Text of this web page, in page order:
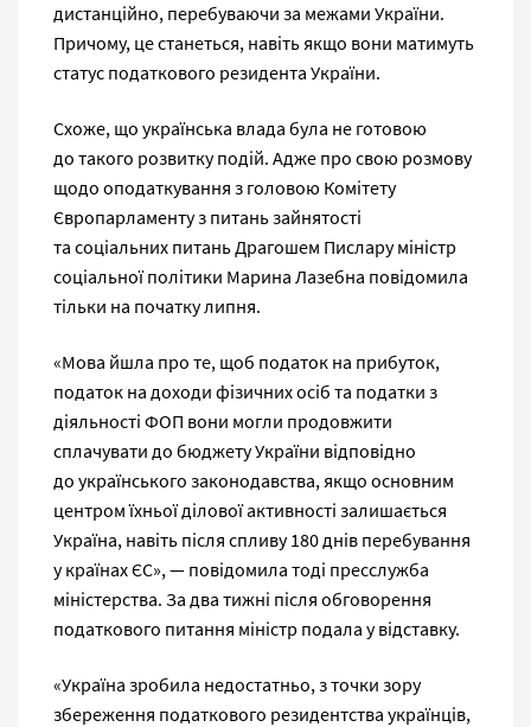
дистанційно, перебуваючи за межами України.
Причому, це станеться, навіть якщо вони матимуть
статус податкового резидента України.
Схоже, що українська влада була не готовою
до такого розвитку подій. Адже про свою розмову
щодо оподаткування з головою Комітету
Європарламенту з питань зайнятості
та соціальних питань Драгошем Пислару міністр
соціальної політики Марина Лазебна повідомила
тільки на початку липня.
«Мова йшла про те, щоб податок на прибуток,
податок на доходи фізичних осіб та податки з
діяльності ФОП вони могли продовжити
сплачувати до бюджету України відповідно
до українського законодавства, якщо основним
центром їхньої ділової активності залишається
Україна, навіть після спливу 180 днів перебування
у країнах ЄС», — повідомила тоді пресслужба
міністерства. За два тижні після обговорення
податкового питання міністр подала у відставку.
«Україна зробила недостатньо, з точки зору
збереження податкового резидентства українців,